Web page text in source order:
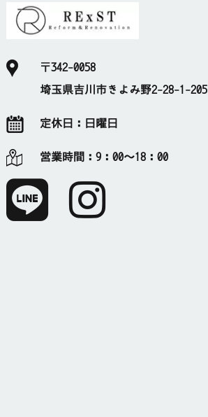
〒342-0058
埼玉県吉川市きよみ野2-28-1-205
定休日： 日曜日
営業時間： 9：00～18：00